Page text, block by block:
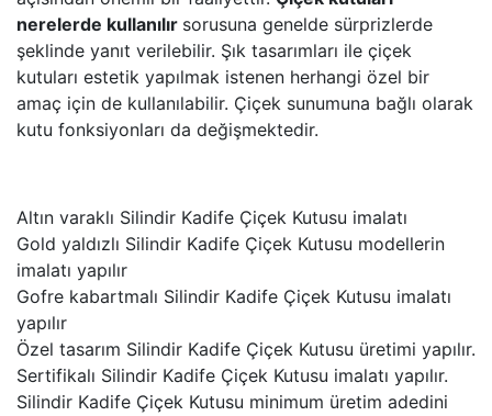
nerelerde kullanılır sorusuna genelde sürprizlerde
şeklinde yanıt verilebilir. Şık tasarımları ile çiçek
kutuları estetik yapılmak istenen herhangi özel bir
amaç için de kullanılabilir. Çiçek sunumuna bağlı olarak
kutu fonksiyonları da değişmektedir.
Altın varaklı Silindir Kadife Çiçek Kutusu imalatı
Gold yaldızlı Silindir Kadife Çiçek Kutusu modellerin
imalatı yapılır
Gofre kabartmalı Silindir Kadife Çiçek Kutusu imalatı
yapılır
Özel tasarım Silindir Kadife Çiçek Kutusu üretimi yapılır.
Sertifikalı Silindir Kadife Çiçek Kutusu imalatı yapılır.
Silindir Kadife Çiçek Kutusu minimum üretim adedini